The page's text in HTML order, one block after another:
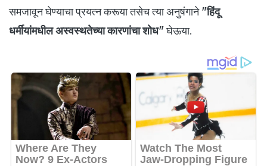
समजावून घेण्याचा प्रयत्न करूया तसेच त्या अनुषंगाने"हिंदू
धर्मीयांमधील अस्वस्थतेच्या कारणांचा शोध"घेऊया.